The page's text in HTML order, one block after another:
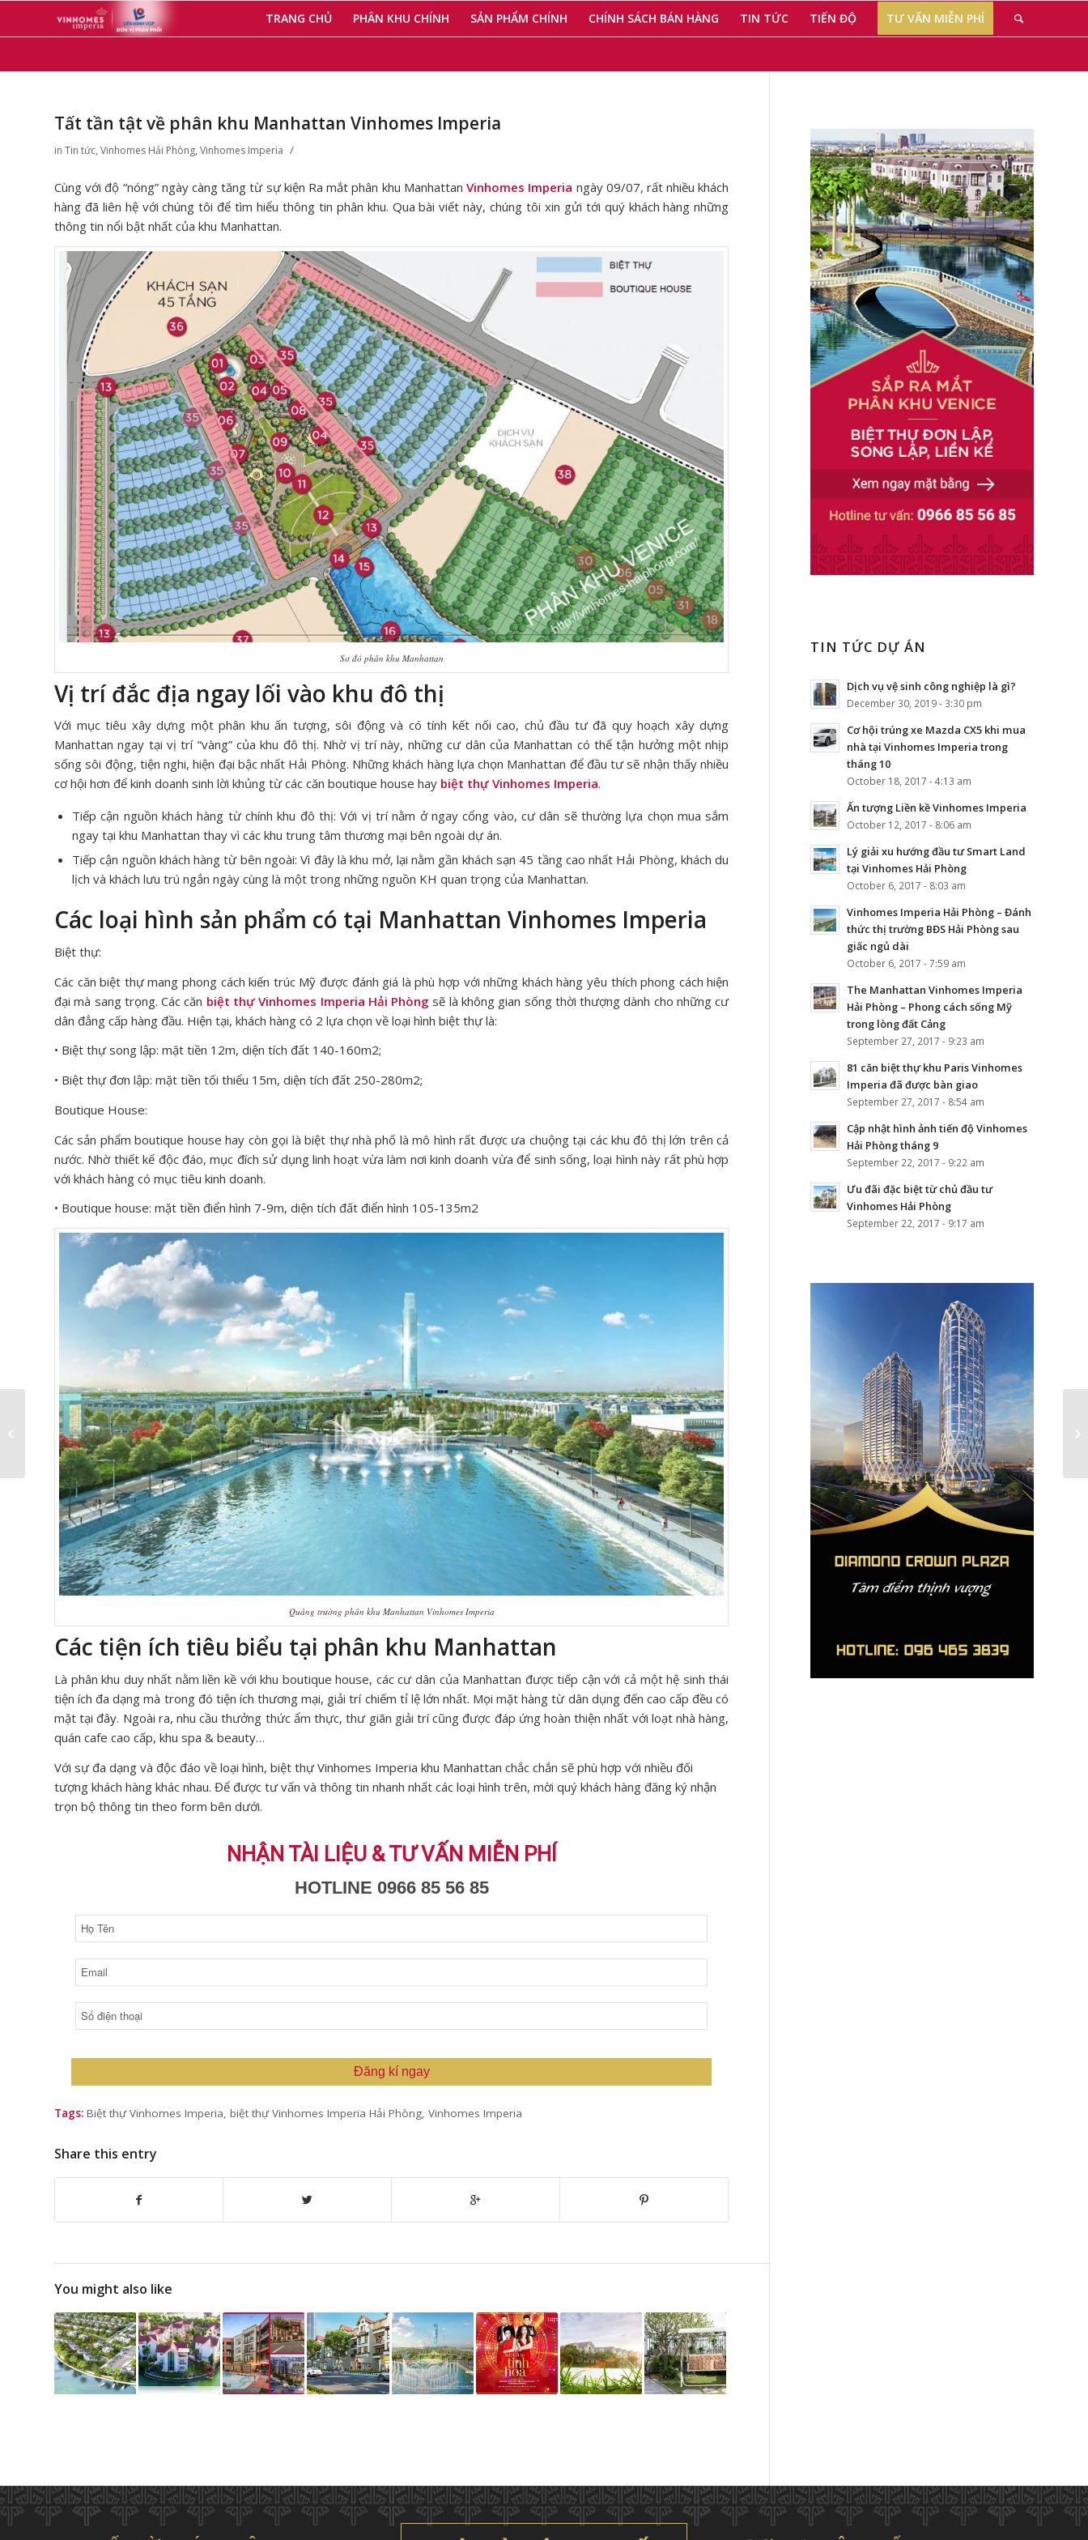
TRANG CHỦ PHÂN KHU CHÍNH SẢN PHẨM CHÍNH CHÍNH SÁCH BÁN HÀNG TIN TỨC TIẾN ĐỘ TƯ VẤN MIỄN PHÍ
Tất tần tật về phân khu Manhattan Vinhomes Imperia
in Tin tức, Vinhomes Hải Phòng, Vinhomes Imperia /
Cùng với độ “nóng” ngày càng tăng từ sự kiện Ra mắt phân khu ManhattanVinhomes Imperia ngày 09/07, rất nhiều khách
hàng đã liên hệ với chúng tôi để tìm hiểu thông tin phân khu. Qua bài viết này, chúng tôi xin gửi tới quý khách hàng những
thông tin nổi bật nhất của khu Manhattan.
Sơ đồ phân khu Manhattan
Vị trí đắc địa ngay lối vào khu đô thị
Với mục tiêu xây dựng một phân khu ấn tượng, sôi động và có tính kết nối cao, chủ đầu tư đã quy hoạch xây dựng
Manhattan ngay tại vị trí “vàng” của khu đô thị. Nhờ vị trí này, những cư dân của Manhattan có thể tận hưởng một nhịp
sống sôi động, tiện nghi, hiện đại bậc nhất Hải Phòng. Những khách hàng lựa chọn Manhattan để đầu tư sẽ nhận thấy nhiều
cơ hội hơn để kinh doanh sinh lời khủng từ các căn boutique house hay biệt thự Vinhomes Imperia.
Tiếp cận nguồn khách hàng từ chính khu đô thị: Với vị trí nằm ở ngay cổng vào, cư dân sẽ thường lựa chọn mua sắm
ngay tại khu Manhattan thay vì các khu trung tâm thương mại bên ngoài dự án.
Tiếp cận nguồn khách hàng từ bên ngoài: Vì đây là khu mở, lại nằm gần khách sạn 45 tầng cao nhất Hải Phòng, khách du
lịch và khách lưu trú ngắn ngày cùng là một trong những nguồn KH quan trọng của Manhattan.
Các loại hình sản phẩm có tại Manhattan Vinhomes Imperia
Biệt thự:
Các căn biệt thự mang phong cách kiến trúc Mỹ được đánh giá là phù hợp với những khách hàng yêu thích phong cách hiện
đại mà sang trọng. Các căn biệt thự Vinhomes Imperia Hải Phòng sẽ là không gian sống thời thượng dành cho những cư
dân đẳng cấp hàng đầu. Hiện tại, khách hàng có 2 lựa chọn về loại hình biệt thự là:
• Biệt thự song lập: mặt tiền 12m, diện tích đất 140-160m2;
• Biệt thự đơn lập: mặt tiền tối thiểu 15m, diện tích đất 250-280m2;
Boutique House:
Các sản phẩm boutique house hay còn gọi là biệt thự nhà phố là mô hình rất được ưa chuộng tại các khu đô thị lớn trên cả
nước. Nhờ thiết kế độc đáo, mục đích sử dụng linh hoạt vừa làm nơi kinh doanh vừa để sinh sống, loại hình này rất phù hợp
với khách hàng có mục tiêu kinh doanh.
• Boutique house: mặt tiền điển hình 7-9m, diện tích đất điển hình 105-135m2
Quảng trường phân khu Manhattan Vinhomes Imperia
Các tiện ích tiêu biểu tại phân khu Manhattan
Là phân khu duy nhất nằm liền kề với khu boutique house, các cư dân của Manhattan được tiếp cận với cả một hệ sinh thái
tiện ích đa dạng mà trong đó tiện ích thương mại, giải trí chiếm tỉ lệ lớn nhất. Mọi mặt hàng từ dân dụng đến cao cấp đều có
mặt tại đây. Ngoài ra, nhu cầu thưởng thức ẩm thực, thư giãn giải trí cũng được đáp ứng hoàn thiện nhất với loạt nhà hàng,
quán cafe cao cấp, khu spa & beauty…
Với sự đa dạng và độc đáo về loại hình, biệt thự Vinhomes Imperia khu Manhattan chắc chắn sẽ phù hợp với nhiều đối
tượng khách hàng khác nhau. Để được tư vấn và thông tin nhanh nhất các loại hình trên, mời quý khách hàng đăng ký nhận
trọn bộ thông tin theo form bên dưới.
NHẬN TÀI LIỆU & TƯ VẤN MIỄN PHÍ
HOTLINE 0966 85 56 85
Đăng kí ngay
Tags: Biệt thự Vinhomes Imperia, biệt thự Vinhomes Imperia Hải Phòng, Vinhomes Imperia
Share this entry
You might also like
TIN TỨC DỰ ÁN
Dịch vụ vệ sinh công nghiệp là gì?
December 30, 2019 - 3:30 pm
Cơ hội trúng xe Mazda CX5 khi mua
nhà tại Vinhomes Imperia trong
tháng 10
October 18, 2017 - 4:13 am
Ấn tượng Liền kề Vinhomes Imperia
October 12, 2017 - 8:06 am
Lý giải xu hướng đầu tư Smart Land
tại Vinhomes Hải Phòng
October 6, 2017 - 8:03 am
Vinhomes Imperia Hải Phòng – Đánh
thức thị trường BĐS Hải Phòng sau
giấc ngủ dài
October 6, 2017 - 7:59 am
The Manhattan Vinhomes Imperia
Hải Phòng – Phong cách sống Mỹ
trong lòng đất Cảng
September 27, 2017 - 9:23 am
81 căn biệt thự khu Paris Vinhomes
Imperia đã được bàn giao
September 27, 2017 - 8:54 am
Cập nhật hình ảnh tiến độ Vinhomes
Hải Phòng tháng 9
September 22, 2017 - 9:22 am
Ưu đãi đặc biệt từ chủ đầu tư
Vinhomes Hải Phòng
September 22, 2017 - 9:17 am
Vị trí độc tôn quyết
định giá trị Vinhomes
Hải Phòng